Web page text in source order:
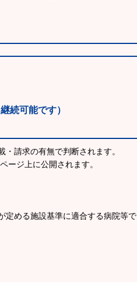
続可能です）
請求の有無で判断されます。
ージ上に公開されます。
める施設基準に適合する病院等で